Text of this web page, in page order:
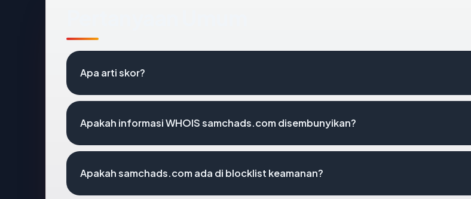
Apa arti skor?
Apakah informasi WHOIS samchads.com disembunyikan?
Apakah samchads.com ada di blocklist keamanan?